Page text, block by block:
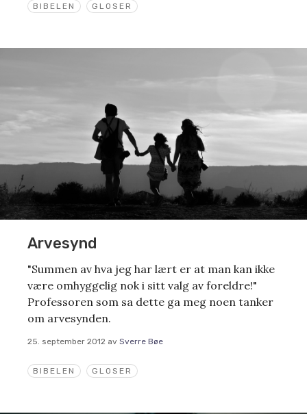
BIBELEN GLOSER
BIBELEN GLOSER
Arvesynd
"Summen av hva jeg har lært er at man kan ikke
være omhyggelig nok i sitt valg av foreldre!"
Professoren som sa dette ga meg noen tanker
om arvesynden.
25. september 2012 av Sverre Bøe